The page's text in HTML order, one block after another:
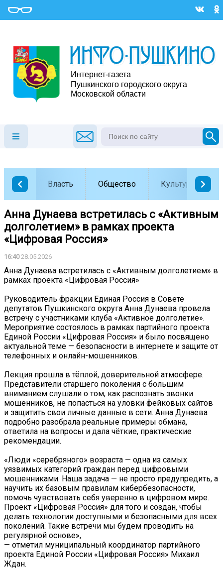
Власть Общество Культура
Анна Дунаева встретилась с «Активным
долголетием» в рамках проекта
«Цифровая Россия»
16:4028.05.2026
Анна Дунаева встретилась с «Активным долголетием» в
рамках проекта «Цифровая Россия»
Руководитель фракции Единая Россия в Совете
депутатов Пушкинского округа Анна Дунаева провела
встречу с участниками клуба «Активное долголетие».
Мероприятие состоялось в рамках партийного проекта
Единой России «Цифровая Россия» и было посвящено
актуальной теме — безопасности в интернете и защите от
телефонных и онлайн-мошенников.
Лекция прошла в тёплой, доверительной атмосфере.
Представители старшего поколения с большим
вниманием слушали о том, как распознать звонки
мошенников, не попасться на уловки фейковых сайтов
и защитить свои личные данные в сети. Анна Дунаева
подробно разобрала реальные примеры обмана,
ответила на вопросы и дала чёткие, практические
рекомендации.
«Люди «серебряного» возраста — одна из самых
уязвимых категорий граждан перед цифровыми
мошенниками. Наша задача — не просто предупредить, а
научить их базовым правилам кибербезопасности,
помочь чувствовать себя уверенно в цифровом мире.
Проект «Цифровая Россия» для того и создан, чтобы
делать технологии доступными и безопасными для всех
поколений. Такие встречи мы будем проводить на
регулярной основе»,
— отметил муниципальный координатор партийного
проекта Единой России «Цифровая Россия» Михаил
Ждан.